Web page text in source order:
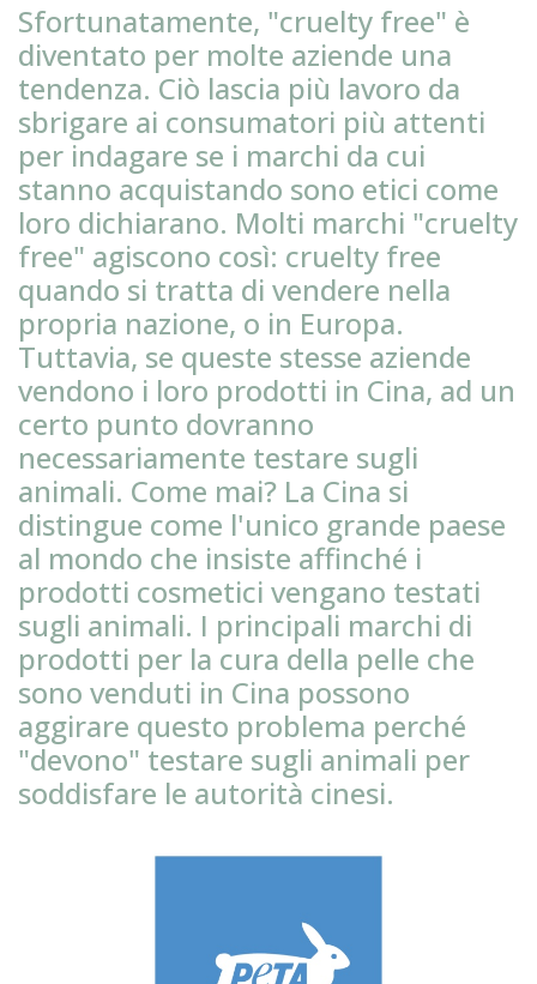
Sfortunatamente, "cruelty free" è
diventato per molte aziende una
tendenza. Ciò lascia più lavoro da
sbrigare ai consumatori più attenti
per indagare se i marchi da cui
stanno acquistando sono etici come
loro dichiarano. Molti marchi "cruelty
free" agiscono così: cruelty free
quando si tratta di vendere nella
propria nazione, o in Europa.
Tuttavia, se queste stesse aziende
vendono i loro prodotti in Cina, ad un
certo punto dovranno
necessariamente testare sugli
animali. Come mai? La Cina si
distingue come l'unico grande paese
al mondo che insiste affinché i
prodotti cosmetici vengano testati
sugli animali. I principali marchi di
prodotti per la cura della pelle che
sono venduti in Cina possono
aggirare questo problema perché
"devono" testare sugli animali per
soddisfare le autorità cinesi.